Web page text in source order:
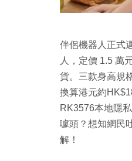
伴侶機器人正式
人，定價 1.5 萬
貨。三款身高規
換算港元約
RK3576本地隱
噱頭？想知網民
解！